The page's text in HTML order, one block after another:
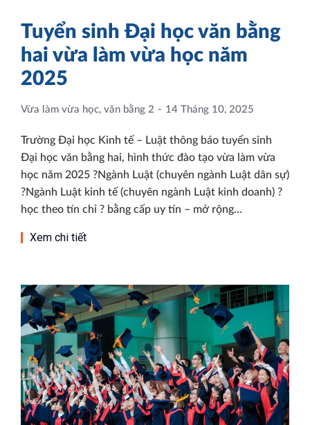
Tuyển sinh Đại học văn bằng
hai vừa làm vừa học năm
2025
Vừa làm vừa học, văn bằng 2 14 Tháng 10, 2025
Trường Đại học Kinh tế – Luật thông báo tuyển sinh
Đại học văn bằng hai, hình thức đào tạo vừa làm vừa
học năm 2025 ?Ngành Luật (chuyên ngành Luật dân sự)
?Ngành Luật kinh tế (chuyên ngành Luật kinh doanh) ?
học theo tín chỉ ? bằng cấp uy tín – mở rộng…
Xem chi tiết